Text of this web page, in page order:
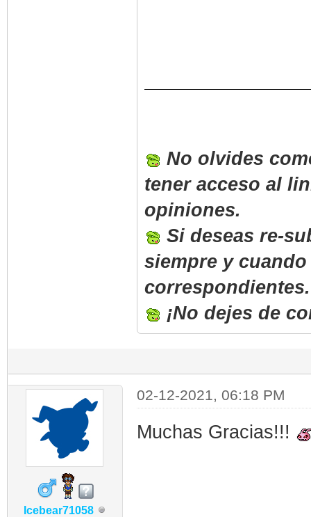
No olvides
tener acceso al
opiniones.
Si deseas re-
siempre y
correspondientes.
¡No dejes de
Icebear71058
02-12-2021, 06:18 PM
Muchas Gracias!!!